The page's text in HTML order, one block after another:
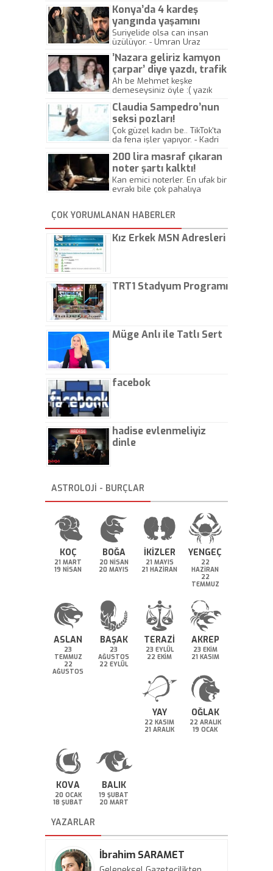
Konya’da 4 kardeş
yangında yaşamını
yitirdi
Suriyelide olsa can insan
üzülüyor. - Umran Uraz
’Nazara geliriz kamyon
çarpar’ diye yazdı, trafik
kazasında öldü!
Ah be Mehmet keşke
demeseysiniz öyle :( yazık
Claudia Sampedro’nun
seksi pozları!
Çok güzel kadın be.. TikTok'ta
da fena işler yapıyor. - Kadri
200 lira masraf çıkaran
noter şartı kalktı!
Kan emici noterler. En ufak bir
evrakı bile çok pahalıya
kaptırıyorsunuz. - Kayhan
Gezenti
ÇOK YORUMLANAN HABERLER
Kız Erkek MSN Adresleri
TRT1 Stadyum Programı
Müge Anlı ile Tatlı Sert
facebok
hadise evlenmeliyiz
dinle
ASTROLOJİ - BURÇLAR
KOÇ
21 MART
19 NİSAN
BOĞA
20 NİSAN
20 MAYIS
İKİZLER
21 MAYIS
21 HAZİRAN
YENGEÇ
22
HAZİRAN
22
TEMMUZ
ASLAN
23
TEMMUZ
22
AĞUSTOS
BAŞAK
23
AĞUSTOS
22 EYLÜL
TERAZİ
23 EYLÜL
22 EKİM
AKREP
23 EKİM
21 KASIM
YAY
22 KASIM
21 ARALIK
OĞLAK
22 ARALIK
19 OCAK
KOVA
20 OCAK
18 ŞUBAT
BALIK
19 ŞUBAT
20 MART
YAZARLAR
İbrahim SARAMET